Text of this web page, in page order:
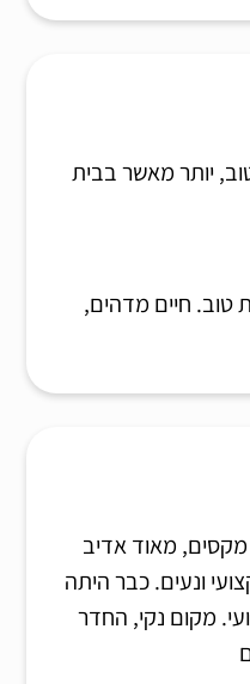
יותר מאשר בבית
טוב. חיים מדהים,
מקסים, מאוד אדיב
ונעים. כבר היתה
מקום נקי, החדר